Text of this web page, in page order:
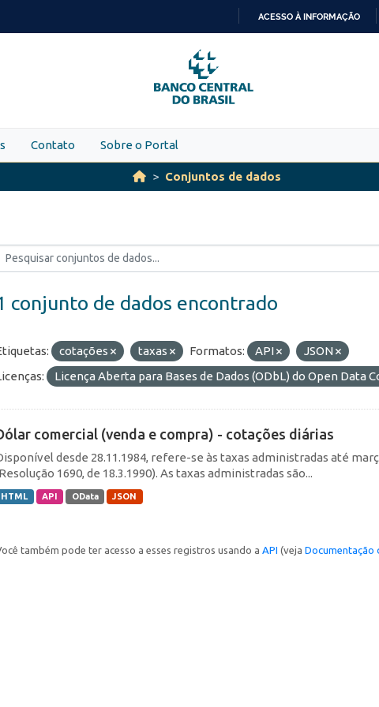
PARA
O
CONTEÚDO
ACESSO À INFORMAÇÃO
Contato Sobre o Portal
Conjuntos de dados
conjunto de dados encontrado
cotações taxas Formatos: API
JSON
Licença Aberta para Bases de Dados (ODbL) do Open Data
comercial (venda e compra) - cotações diárias
desde 28.11.1984, refere-se às taxas administradas até
1690, de 18.3.1990). As taxas administradas são...
HTML API OData JSON
também pode ter acesso a esses registros usando a API (veja Documentação